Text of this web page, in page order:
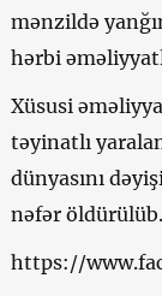
mənzildə
hərbi
Xüsusi
təyinatlı
dünyasını
nəfər öldürülüb.
https://